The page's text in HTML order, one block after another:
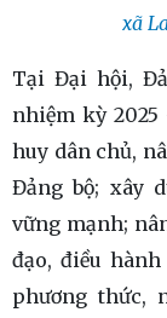
xã
Tại Đại hội,
nhiệm kỳ 2025
huy dân chủ,
Đảng bộ; xây
vững mạnh;
đạo, điều
phương thức,